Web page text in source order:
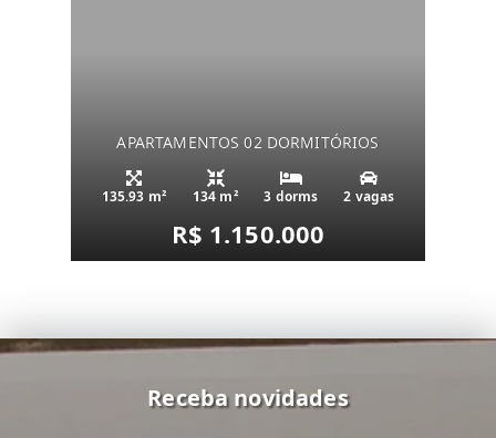
APARTAMENTOS 02 DORMITÓRIOS
135.93 m² 134 m² 3 dorms 2 vagas
R$ 1.150.000
Receba novidades